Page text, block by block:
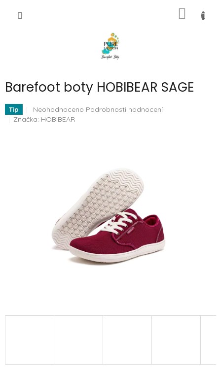
Barefoot boty HOBIBEAR SAGE
Tip
Průměrné
hodnocení
Neohodnoceno Podrobnosti hodnocení
Značka: HOBIBEAR